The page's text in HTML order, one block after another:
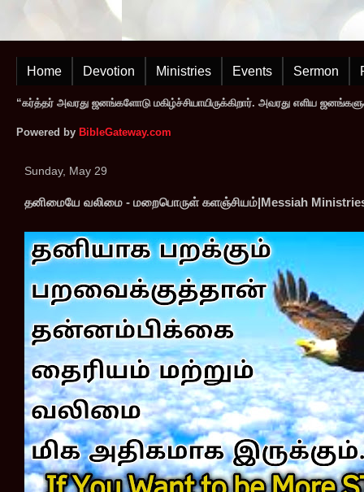
Home Devotion Ministries Events Sermon
“கர்த்தர் அவரது ஜனங்களோடு மகிழ்ச்சியாயிருக்கிறார். அவரது எளிய
Powered by BibleGateway.com
Sunday, May 29
தனிமையே வலிமை - மறைபொருள் களஞ்சியம்|Messiah